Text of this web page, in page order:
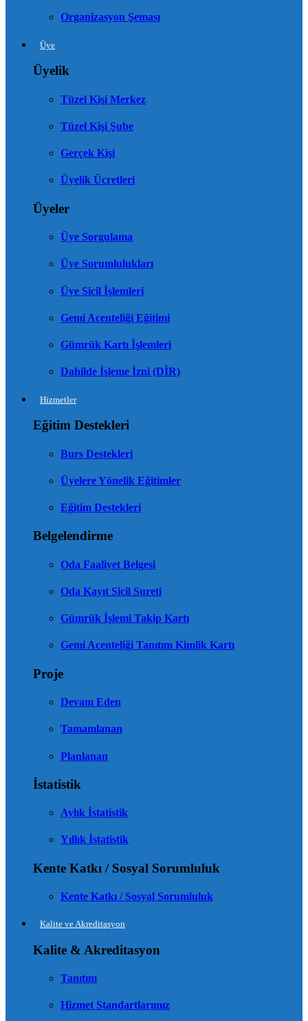
Organizasyon Şeması
Üye
Üyelik
Tüzel Kişi Merkez
Tüzel Kişi Şube
Gerçek Kişi
Üyelik Ücretleri
Üyeler
Üye Sorgulama
Üye Sorumlulukları
Üye Sicil İşlemleri
Gemi Acenteliği Eğitimi
Gümrük Kartı İşlemleri
Dahilde İşleme İzni (DİR)
Hizmetler
Eğitim Destekleri
Burs Destekleri
Üyelere Yönelik Eğitimler
Eğitim Destekleri
Belgelendirme
Oda Faaliyet Belgesi
Oda Kayıt Sicil Sureti
Gümrük İşlemi Takip Kartı
Gemi Acenteliği Tanıtım Kimlik Kartı
Proje
Devam Eden
Tamamlanan
Planlanan
İstatistik
Aylık İstatistik
Yıllık İstatistik
Kente Katkı / Sosyal Sorumluluk
Kente Katkı / Sosyal Sorumluluk
Kalite ve Akreditasyon
Kalite & Akreditasyon
Tanıtım
Hizmet Standartlarımız